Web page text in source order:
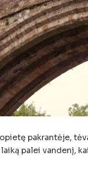
pakrantėje,
palei vandenį,